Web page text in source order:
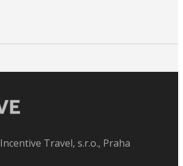
Incentive Travel, s.r.o., Praha